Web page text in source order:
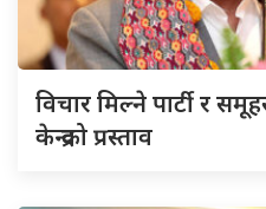
विचार मिल्ने पार्टी र
केन्द्रको प्रस्ताव